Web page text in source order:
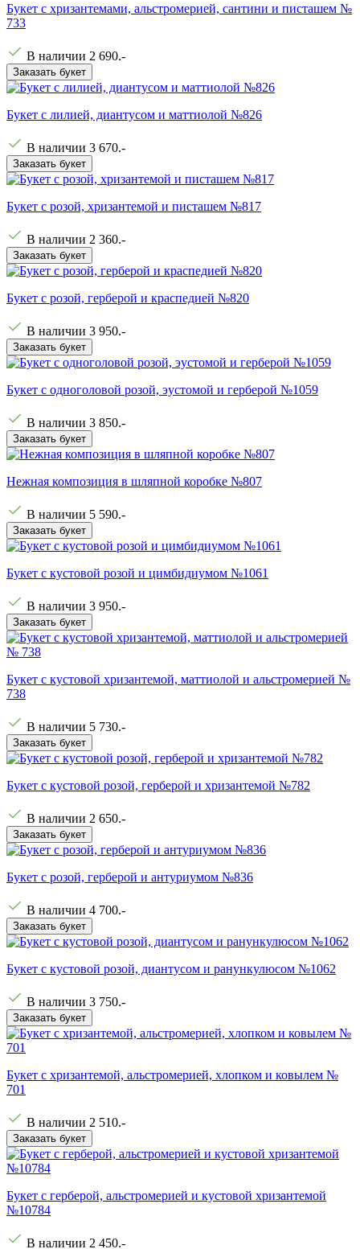
Букет с хризантемами, альстромерией, сантини и писташем №
733
В наличии 2 690.-
Заказать букет
Букет с лилией, диантусом и маттиолой №826
В наличии 3 670.-
Заказать букет
Букет с розой, хризантемой и писташем №817
В наличии 2 360.-
Заказать букет
Букет с розой, герберой и краспедией №820
В наличии 3 950.-
Заказать букет
Букет с одноголовой розой, эустомой и герберой №1059
В наличии 3 850.-
Заказать букет
Нежная композиция в шляпной коробке №807
В наличии 5 590.-
Заказать букет
Букет с кустовой розой и цимбидиумом №1061
В наличии 3 950.-
Заказать букет
Букет с кустовой хризантемой, маттиолой и альстромерией №
738
В наличии 5 730.-
Заказать букет
Букет с кустовой розой, герберой и хризантемой №782
В наличии 2 650.-
Заказать букет
Букет с розой, герберой и антуриумом №836
В наличии 4 700.-
Заказать букет
Букет с кустовой розой, диантусом и ранункулюсом №1062
В наличии 3 750.-
Заказать букет
Букет с хризантемой, альстромерией, хлопком и ковылем №
701
В наличии 2 510.-
Заказать букет
Букет с герберой, альстромерией и кустовой хризантемой
№10784
В наличии 2 450.-